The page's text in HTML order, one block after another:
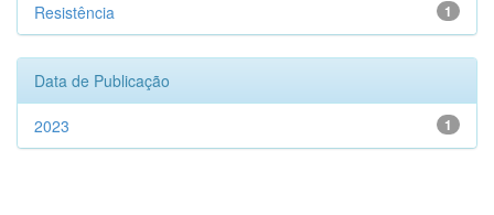
1
Resistência
Data de Publicação
1
2023